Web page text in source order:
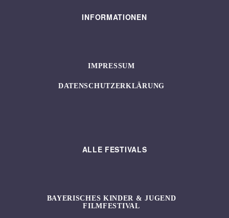
INFORMATIONEN
IMPRESSUM
DATENSCHUTZERKLÄRUNG
ALLE FESTIVALS
BAYERISCHES KINDER & JUGEND
FILMFESTIVAL